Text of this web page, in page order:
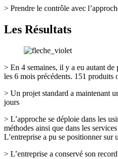
> Prendre le contrôle avec
Les Résultats
> En 4 semaines, il y a eu autant
les 6 mois précédents. 151 produits
> Un projet standard a maintenant
jours
> L’approche se déploie dans les
méthodes ainsi que dans les
L’entreprise a pu se positionner sur
> L’entreprise a conservé son